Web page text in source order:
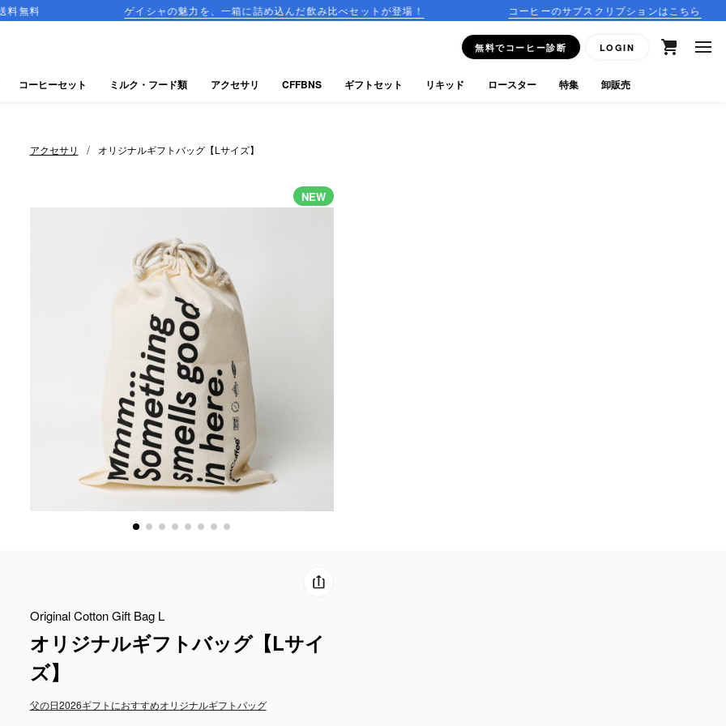
ゲイシャの魅力を、一箱に詰め込んだ飲み比べセットが登場！ コーヒーのサブスクリプションはこちら 15:00
無料でコーヒー診断 LOGIN
アクセサリ / オリジナルギフトバッグ【Lサイズ】
NEW
Original Cotton Gift Bag L
オリジナルギフトバッグ【Lサイ
ズ】
父の日2026ギフトにおすすめオリジナルギフトバッグ
コーヒーセット ミルク・フード類 アクセサリ CFFBNS ギフトセット リキッド ロースター 特集 卸販売